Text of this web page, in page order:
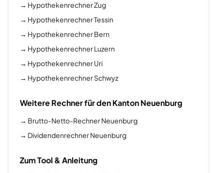
→ Hypothekenrechner Zug
→ Hypothekenrechner Tessin
→ Hypothekenrechner Bern
→ Hypothekenrechner Luzern
→ Hypothekenrechner Uri
→ Hypothekenrechner Schwyz
Weitere Rechner für den Kanton Neuenburg
→ Brutto-Netto-Rechner Neuenburg
→ Dividendenrechner Neuenburg
Zum Tool & Anleitung